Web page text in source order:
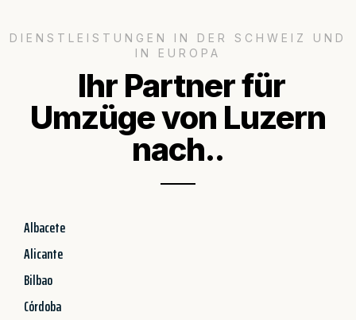
DIENSTLEISTUNGEN IN DER SCHWEIZ UND
IN EUROPA
Ihr Partner für
Umzüge von Luzern
nach..
Albacete
Alicante
Bilbao
Córdoba